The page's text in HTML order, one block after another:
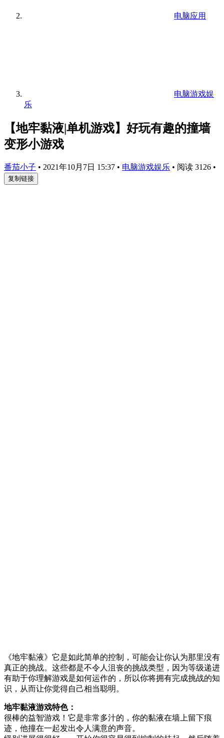
电脑应用
电脑游戏娱
乐
【地牢黏液|单机游戏】好玩有趣的撞墙
变形小游戏
番茄小子 • 2021年10月7日 15:37 • 电脑游戏娱乐 • 阅读 3126 •
复制链接
《地牢黏液》它是如此简单的控制，可能会让你认为那里没有
真正的挑战。这些都是不令人沮丧的挑战类型，因为等级递进
有助于你理解游戏是如何运作的，所以你将拥有完成挑战的知
识，从而让你觉得自己相当聪明。
地牢黏液游戏特色：
很棒的益智游戏！它是非常多汁的，你的黏液在墙上留下痕
迹，他撞在一起发出令人满意的声音。